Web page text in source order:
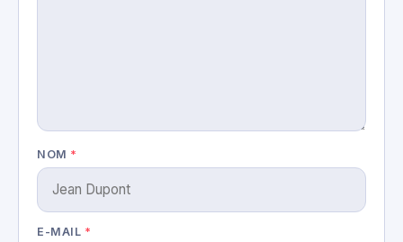
NOM *
E-MAIL *